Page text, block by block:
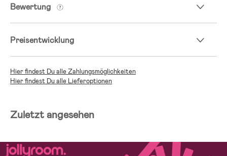
Bewertung
Preisentwicklung
Hier findest Du alle Zahlungsmöglichkeiten
Hier findest Du alle Lieferoptionen
Zuletzt angesehen